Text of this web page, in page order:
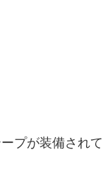
プが装備されて